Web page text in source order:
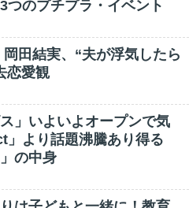
のプチプラ・イベント
田結実、“夫が浮気したら
恋愛観
」いよいよオープンで気
より話題沸騰あり得る
の中身